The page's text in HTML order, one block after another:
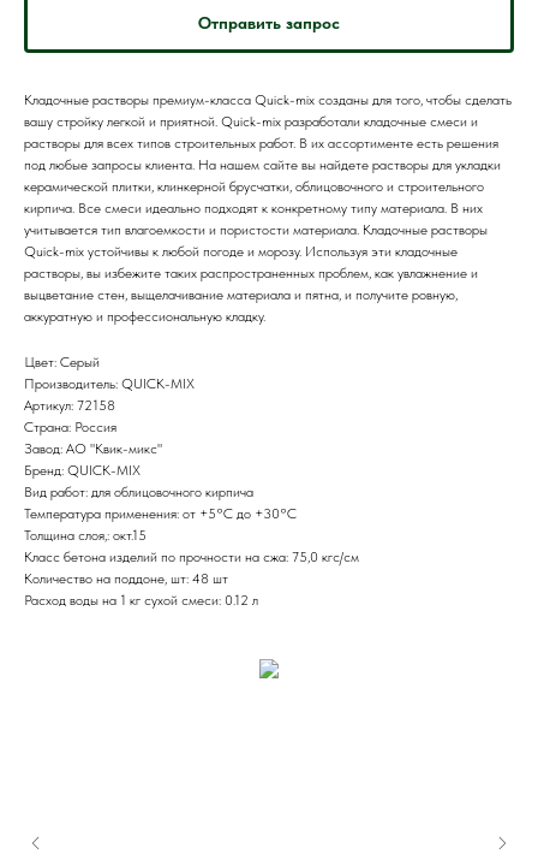
Отправить запрос
Кладочные растворы премиум-класса Quick-mix созданы для того, чтобы сделать
вашу стройку легкой и приятной. Quick-mix разработали кладочные смеси и
растворы для всех типов строительных работ. В их ассортименте есть решения
под любые запросы клиента. На нашем сайте вы найдете растворы для укладки
керамической плитки, клинкерной брусчатки, облицовочного и строительного
кирпича. Все смеси идеально подходят к конкретному типу материала. В них
учитывается тип влагоемкости и пористости материала. Кладочные растворы
Quick-mix устойчивы к любой погоде и морозу. Используя эти кладочные
растворы, вы избежите таких распространенных проблем, как увлажнение и
выцветание стен, выщелачивание материала и пятна, и получите ровную,
аккуратную и профессиональную кладку.
Цвет: Серый
Производитель: QUICK-MIX
Артикул: 72158
Страна: Россия
Завод: АО "Квик-микс"
Бренд: QUICK-MIX
Вид работ: для облицовочного кирпича
Температура применения: от +5°С до +30°С
Толщина слоя,: окт.15
Класс бетона изделий по прочности на сжа: 75,0 кгс/см
Количество на поддоне, шт: 48 шт
Расход воды на 1 кг сухой смеси: 0.12 л